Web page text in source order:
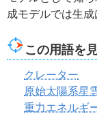
成モデルでは生
この用語を
クレーター
原始太陽系星
重力エネルギ